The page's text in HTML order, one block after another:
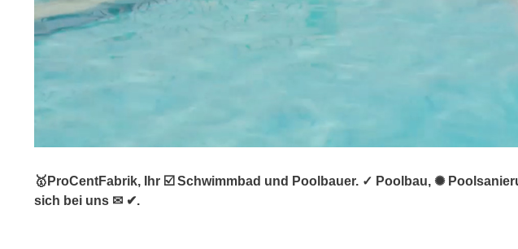
🥇ProCentFabrik, Ihr ☑️ Schwimmbad und Poolbauer. ✓ Poolbau, ✺
sich bei uns ✉ ✔.